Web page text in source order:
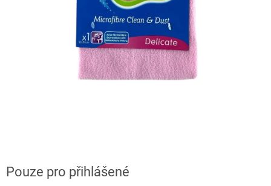
Pouze pro přihlášené